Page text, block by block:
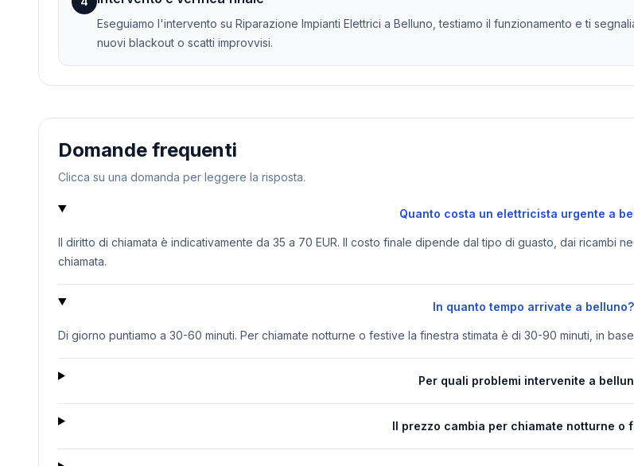
Eseguiamo l'intervento su Riparazione Impianti Elettrici a Belluno, testiamo il funzionamento e ti
nuovi blackout o scatti improvvisi.
Domande frequenti
Clicca su una domanda per leggere la risposta.
Quanto costa un elettricista urgente a
Il diritto di chiamata è indicativamente da 35 a 70 EUR. Il costo finale dipende dal tipo di guasto, dai ricambi
chiamata.
In quanto tempo arrivate a belluno?
Di giorno puntiamo a 30-60 minuti. Per chiamate notturne o festive la finestra stimata è di 30-90 minuti, in
Per quali problemi intervenite a
Il prezzo cambia per chiamate notturne o